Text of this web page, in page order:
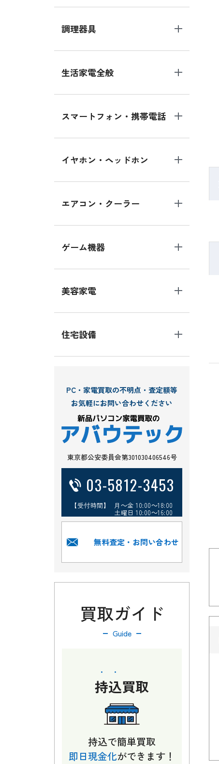
調理器具
生活家電全般
スマートフォン・携帯電話
イヤホン・ヘッドホン
エアコン・クーラー
ゲーム機器
美容家電
住宅設備
PC・家電買取の不明点・査定額等
お気軽にお問い合わせください
東京都公安委員会第301030406546号
03-5812-3453
【受付時間】 月～金 10:00～18:00
土曜日 10:00～16:00
無料査定・お問い合わせ
買取ガイド
Guide
持込買取
持込で簡単買取
即日現金化ができます！